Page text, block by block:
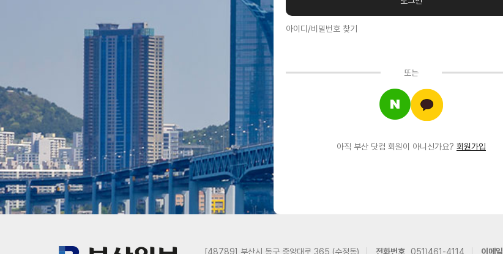
아이디/비밀번호 찾기
또는
아직 부산 닷컴 회원이 아니신가요? 회원가입
[48789] 부산시 동구 중앙대로 365 (수정동) 전화번호 051)461-4114 이메일